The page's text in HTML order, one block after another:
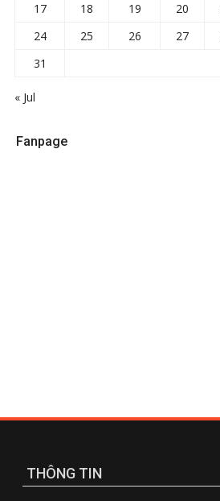
17
18 19 20
24
25 26 27
31
« Jul
Fanpage
THÔNG TIN